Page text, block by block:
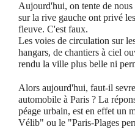
Aujourd'hui, on tente de
sur la rive gauche ont privé
fleuve. C'est faux.
Les voies de circulation sur
hangars, de chantiers à ciel
rendu la ville plus belle ni
Alors aujourd'hui, faut-il
automobile à Paris ? La
péage urbain, est en effet un
Vélib" ou le "Paris-Plages